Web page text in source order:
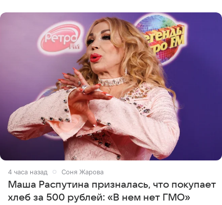
4 часа назад Соня Жарова
Маша Распутина призналась, что покупает
хлеб за 500 рублей: «В нем нет ГМО»